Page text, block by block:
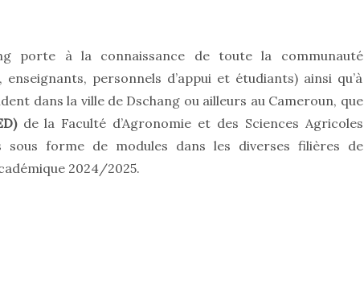
porte à la connaissance de toute la communauté
personnels d’appui et étudiants) ainsi qu’à
dans la ville de Dschang ou ailleurs au Cameroun, que
de la Faculté d’Agronomie et des Sciences Agricoles
forme de modules dans les diverses filières de
2024/2025.